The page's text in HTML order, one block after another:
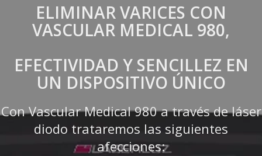
ELIMINAR VARICES CON
VASCULAR MEDICAL 980,
EFECTIVIDAD Y SENCILLEZ EN
UN DISPOSITIVO ÚNICO
Con Vascular Medical 980 a través de láser
diodo trataremos las siguientes
afecciones: